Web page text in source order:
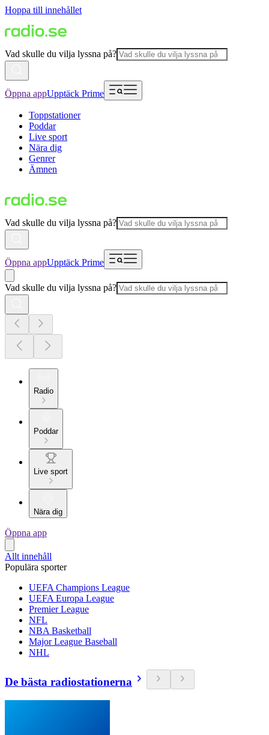
Hoppa till innehållet
Vad skulle du vilja lyssna på?
Öppna appUpptäck Prime
Toppstationer
Poddar
Live sport
Nära dig
Genrer
Ämnen
Vad skulle du vilja lyssna på?
Öppna appUpptäck Prime
Vad skulle du vilja lyssna på?
Radio
Poddar
Live sport
Nära dig
Öppna app
Allt innehåll
Populära sporter
UEFA Champions League
UEFA Europa League
Premier League
NFL
NBA Basketball
Major League Baseball
NHL
De bästa radiostationerna